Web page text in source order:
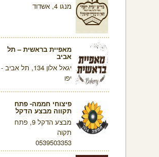
מנגו 4, אשדוד
מאפיית בראשית – תל
אביב
יגאל אלון 134, תל אביב -
יפו
פיצוחי חממה- פתח
תקווה מבצע הדקל
מבצע הדקל 9, פתח
תקוה
0539503353